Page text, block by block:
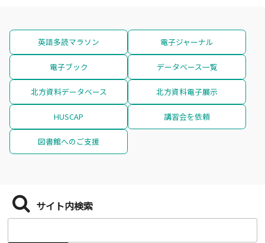
英語多読マラソン 電子ジャーナル
電子ブック データベース一覧
北方資料データベース 北方資料電子展示
HUSCAP 講習会を依頼
図書館へのご支援
サイト内検索